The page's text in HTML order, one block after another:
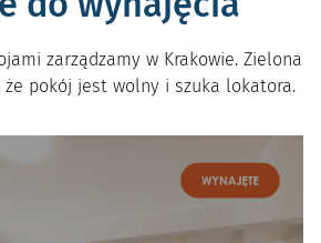
zarządzamy w Krakowie. Zielona
że pokój jest wolny i szuka lokatora.